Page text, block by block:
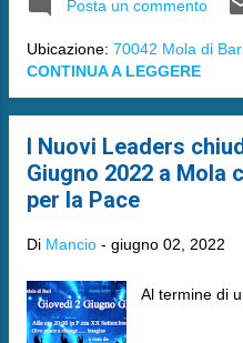
Posta un commento
Ubicazione: 70042 Mola di
CONTINUA A LEGGERE
I Nuovi Leaders
Giugno 2022 a Mola
per la Pace
Di Mancio - giugno 02, 2022
Al termine di